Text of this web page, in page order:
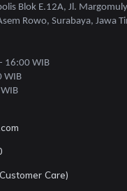
Blok E.12A, Jl.
Rowo, Surabaya, Jawa
16:00 WIB
WIB
Care)